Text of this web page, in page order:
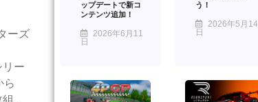
ーズ
ー
ら
、
ップデートで新コ
ンテンツ追加！
2026年6月11
日
う！
2026年5月14
日